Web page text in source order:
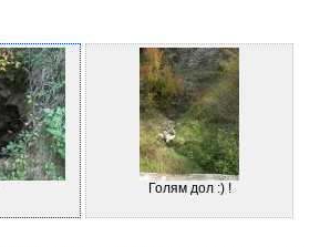
Голям дол :) !